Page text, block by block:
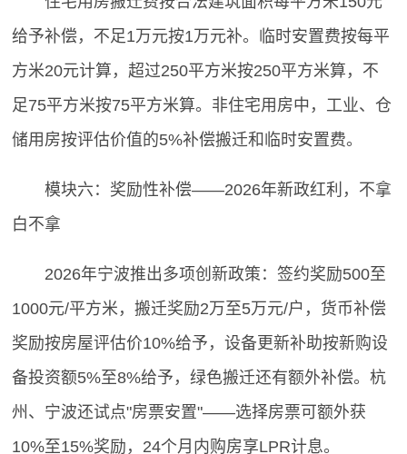
给予补偿，不足1万元按1万元补。临时安置费按每平
方米20元计算，超过250平方米按250平方米算，不
足75平方米按75平方米算。非住宅用房中，工业、仓
储用房按评估价值的5%补偿搬迁和临时安置费。
模块六：奖励性补偿——2026年新政红利，不拿
白不拿
2026年宁波推出多项创新政策：签约奖励500至
1000元/平方米，搬迁奖励2万至5万元/户，货币补偿
奖励按房屋评估价10%给予，设备更新补助按新购设
备投资额5%至8%给予，绿色搬迁还有额外补偿。杭
州、宁波还试点"房票安置"——选择房票可额外获
10%至15%奖励，24个月内购房享LPR计息。